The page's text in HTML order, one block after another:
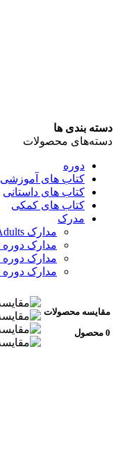
دسته بندی ها
دسته‌های محصولات
دوره
کتاب های آموزشی
کتاب های داستانی
کتاب های کمکی
مدرک
مدارک Adults
مدارک دوره Primary
مدارک دوره Secondary
مدارک دوره TTC
مقایسه محصولات
0 محصول